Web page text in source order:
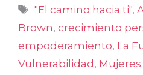
Etiquetas
"El camino hacia ti",
Brown, crecimiento
empoderamiento, La
Vulnerabilidad ,